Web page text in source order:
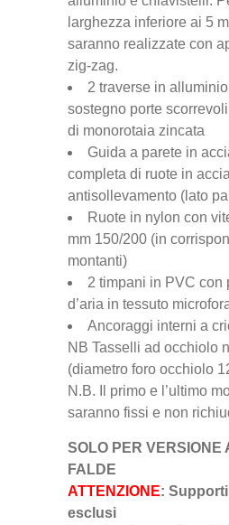
larghezza inferiore ai 5
saranno realizzate con
zig-zag.
2 traverse in
sostegno porte
di monorotaia zincata
Guida a parete in
completa di ruote in
antisollevamento (lato
Ruote in nylon con
mm 150/200 (in
montanti)
2 timpani in PVC con
d’aria in tessuto
Ancoraggi interni a
NB Tasselli ad occhiolo
(diametro foro occhiolo
N.B. Il primo e l’ultimo
saranno fissi e non
SOLO PER VERSIONE
FALDE
ATTENZIONE:
esclusi